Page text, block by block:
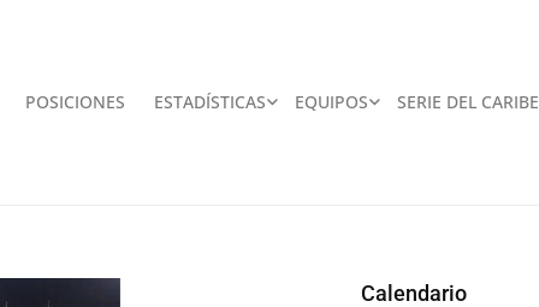
POSICIONES ESTADÍSTICAS EQUIPOS SERIE DEL CARIBE
Calendario